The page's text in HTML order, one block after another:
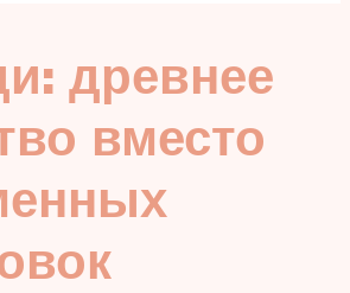
древнее
вместо